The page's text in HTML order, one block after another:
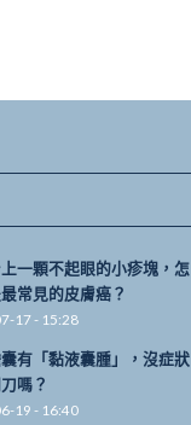
一顆不起眼的小疹塊，怎
常見的皮膚癌？
17 - 15:28
有「黏液囊腫」，沒症狀
嗎？
19 - 16:40